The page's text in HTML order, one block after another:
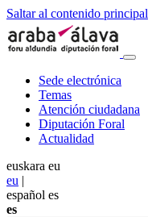
Saltar al contenido principal
Sede electrónica
Temas
Atención ciudadana
Diputación Foral
Actualidad
euskara eu
eu |
español es
es